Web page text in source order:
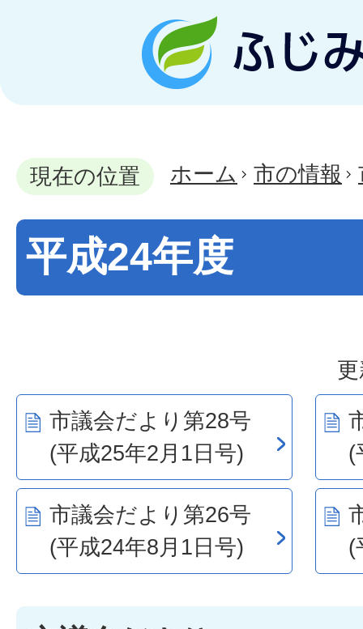
現在の位置 ホーム 市の情報
平成24年度
市議会だより第28号
(平成25年2月1日号)
(
市議会だより第26号
(平成24年8月1日号)
(